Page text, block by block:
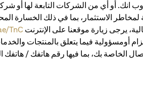
أو أي من الشركات التابعة لها أو
الاستثمار، بما في ذلك الخسارة
يرجى زيارة موقعنا على الإنترنت TnC
أومسؤولية فيما يتعلق بالمنتجات
الخاصة بك، بما فيها رقم هاتفك / هاتفك